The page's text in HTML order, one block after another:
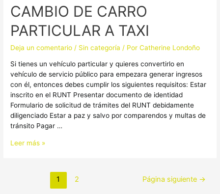
CAMBIO DE CARRO
PARTICULAR A TAXI
Deja un comentario / Sin categoría / PorCatherine Londoño
Si tienes un vehículo particular y quieres convertirlo en
vehículo de servicio público para empezara generar ingresos
con él, entonces debes cumplir los siguientes requisitos: Estar
inscrito en el RUNT Presentar documento de identidad
Formulario de solicitud de trámites del RUNT debidamente
diligenciado Estar a paz y salvo por comparendos y multas de
tránsito Pagar …
CARRO
PARTICULAR
A
TAXI
Leer más »
1 2 Página siguiente →